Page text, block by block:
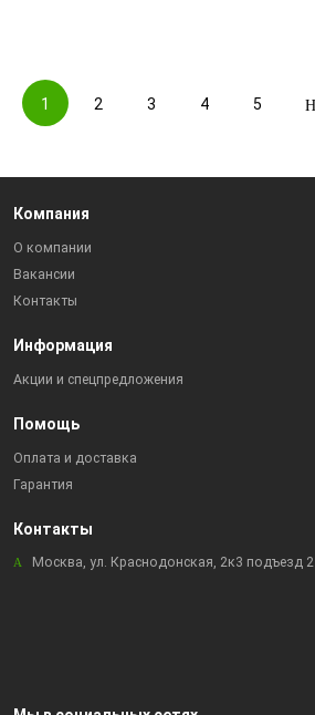
1 2 3 4 5
Компания
О компании
Вакансии
Контакты
Информация
Акции и спецпредложения
Помощь
Оплата и доставка
Гарантия
Контакты
Москва, ул. Краснодонская, 2к3 подъезд 2